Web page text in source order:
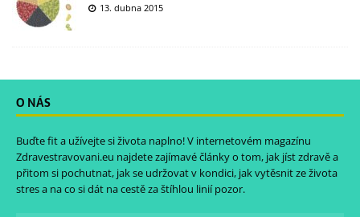
13. dubna 2015
O NÁS
Buďte fit a užívejte si života naplno! V internetovém magazínu
Zdravestravovani.eu najdete zajímavé články o tom, jak jíst zdravě a
přitom si pochutnat, jak se udržovat v kondici, jak vytěsnit ze života
stres a na co si dát na cestě za štíhlou linií pozor.